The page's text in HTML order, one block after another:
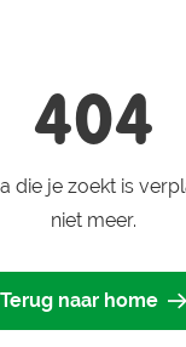
404
die je zoekt is
niet meer.
Terug naar home